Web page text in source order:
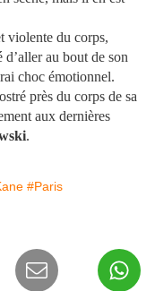
violente du corps,
au bout de son
choc émotionnel.
près du corps de sa
aux dernières
.
#Paris